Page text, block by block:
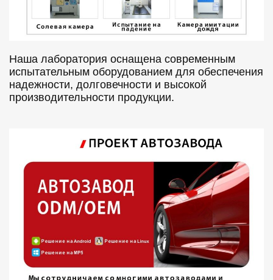
Наша лаборатория оснащена современным
испытательным оборудованием для обеспечения
надежности, долговечности и высокой
производительности продукции.